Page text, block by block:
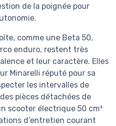
de la poignée pour
comme une Beta 50,
enduro, restent très
et leur caractère. Elles
Minarelli réputé pour sa
les intervalles de
pièces détachées de
scooter électrique 50 cm³
d’entretien courant